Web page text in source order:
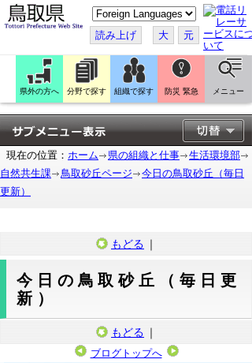
こ
の
ペ
ー
ジ
翻
訳
す
る
読み上げ 大 元
県外の方へ 分野で探す 組織で探す 防災 緊急 メニュー
現在の位置： ホーム 県の組織と仕事
生活環境部
自然共生課
鳥取砂丘ページ
今日の鳥取砂丘（毎日
更新）
もどる ｜
今日の鳥取砂丘（毎日更
新）
もどる ｜
ブログトップへ